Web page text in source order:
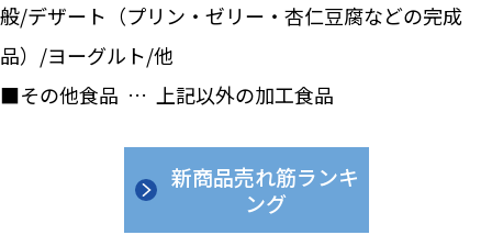
般/デザート（プリン・ゼリー・杏仁豆腐などの完成
品）/ヨーグルト/他
■その他食品 … 上記以外の加工食品
新商品売れ筋ランキ
ング